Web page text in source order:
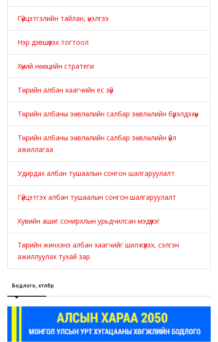
Гүйцэтгэлийн тайлан, үнэлгээ
Нэр дэвшүүлэх тогтоол
Хүний нөөцийн стратеги
Төрийн албан хаагчийн ёс зүй
Төрийн албаны зөвлөлийн салбар зөвлөлийн бүрэлдэхүүн
Төрийн албаны зөвлөлийн салбар зөвлөлийн үйл
ажиллагаа
Удирдах албан тушаалын сонгон шалгаруулалт
Гүйцэтгэх албан тушаалын сонгон шалгаруулалт
Хувийн ашиг сонирхлын урьдчилсан мэдүүлэг
Төрийн жинхэнэ албан хаагчийг шилжүүлэх, сэлгэн
ажиллуулах тухай зар
Бодлого, хөтөлбөр